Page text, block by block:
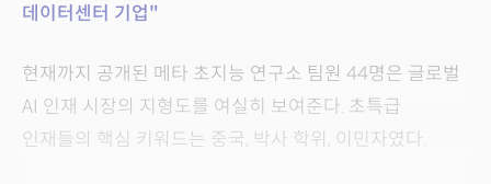
데이터센터 기업"
현재까지 공개된 메타 초지능 연구소 팀원 44명은 글로벌
AI 인재 시장의 지형도를 여실히 보여준다. 초특급
인재들의 핵심 키워드는 중국, 박사 학위, 이민자였다.